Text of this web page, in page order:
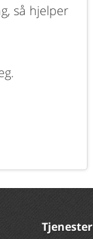
så hjelper
Tjenester